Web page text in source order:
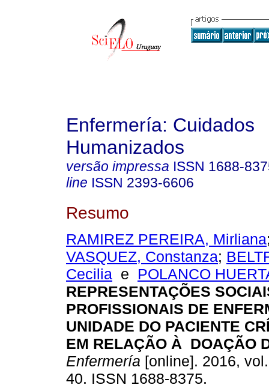
Enfermería: Cuidados
Humanizados
versão impressa ISSN 1688-
line ISSN 2393-6606
Resumo
RAMIREZ PEREIRA, Mirliana
VASQUEZ, Constanza;
Cecilia e POLANCO
REPRESENTAÇÕES
PROFISSIONAIS DE
UNIDADE DO PACIENTE
EM RELAÇÃO À DOAÇÃO
Enfermería [online]. 2016,
40. ISSN 1688-8375.